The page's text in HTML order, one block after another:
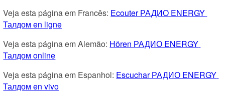
Veja esta página em Francês: Ecouter РАДИО ENERGY
Талдом en ligne
Veja esta página em Alemão: Hören РАДИО ENERGY
Талдом online
Veja esta página em Espanhol: Escuchar РАДИО ENERGY
Талдом en vivo